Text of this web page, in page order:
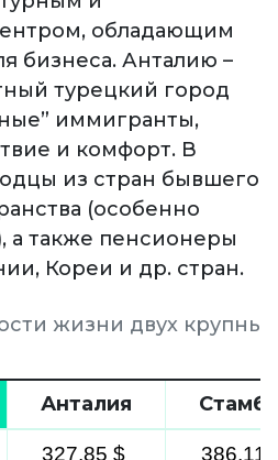
обладающим
бизнеса. Анталию –
турецкий город
иммигранты,
и комфорт. В
из стран бывшего
(особенно
а также пенсионеры
Кореи и др. стран.
жизни двух крупных
Анталия
327,85 $
386,11